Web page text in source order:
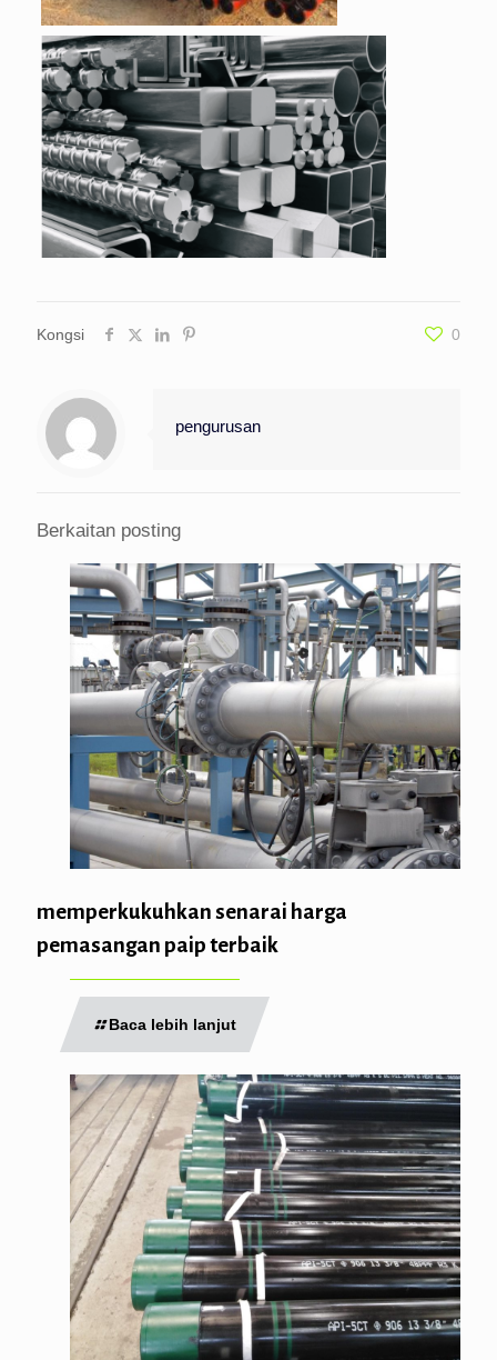
Kongsi 0
pengurusan
Berkaitan posting
memperkukuhkan senarai harga
pemasangan paip terbaik
Baca lebih lanjut